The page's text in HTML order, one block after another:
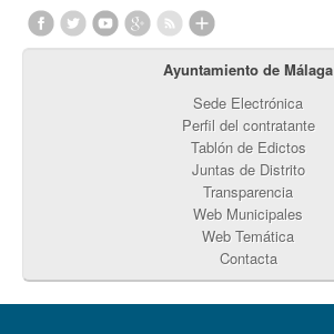
Ayuntamiento de Málaga
Sede Electrónica
Perfil del contratante
Tablón de Edictos
Juntas de Distrito
Transparencia
Web Municipales
Web Temática
Contacta